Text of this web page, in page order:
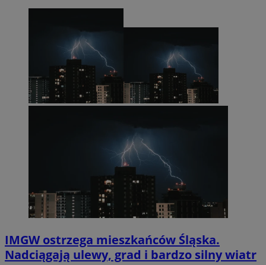
IMGW ostrzega mieszkańców Śląska.
Nadciągają ulewy, grad i bardzo silny wiatr